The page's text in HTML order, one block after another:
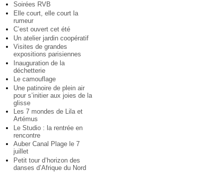
Soirées RVB
Elle court, elle court la
rumeur
C’est ouvert cet été
Un atelier jardin coopératif
Visites de grandes
expositions parisiennes
Inauguration de la
déchetterie
Le camouflage
Une patinoire de plein air
pour s’initier aux joies de la
glisse
Les 7 mondes de Lila et
Artémus
Le Studio : la rentrée en
rencontre
Auber Canal Plage le 7
juillet
Petit tour d’horizon des
danses d’Afrique du Nord